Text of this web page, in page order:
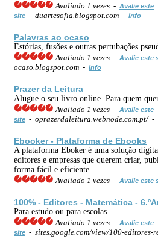
Avaliado 1 vezes - Avalie este
site - duartesofia.blogspot.com - Info
Palavras ao ocaso
Estórias, fusões e outras pertubações
Avaliado 1 vezes - Avalie este
ocaso.blogspot.com - Info
Prazer da Leitura
Alugue o seu livro online. Para quem
Avaliado 1 vezes - Avalie este
site - oprazerdaleitura.webnode.com.pt/ -
Ebooker - Plataforma de Ebooks
A plataforma Eboker é uma solução
editores e empresas que querem criar,
forma fácil e eficiente.
Avaliado 1 vezes - Avalie este
100% - Editores - Matemática -
Para estudo ou para escolas
Avaliado 1 vezes - Avalie este
site - sites.google.com/view/100-editores-